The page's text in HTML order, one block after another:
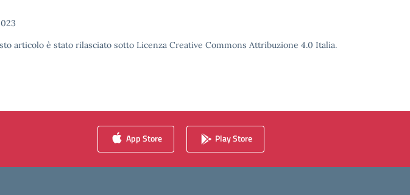
articolo è stato rilasciato sotto Licenza Creative Commons Attribuzione 4.0 Italia.
App Store Play Store